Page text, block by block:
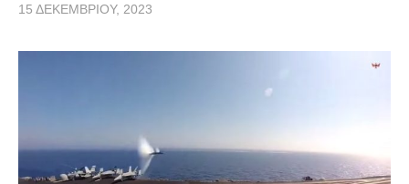
15 ΔΕΚΕΜΒΡΊΟΥ, 2023